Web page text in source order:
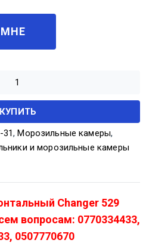
КУПИТЬ
31,Морозильные камеры,
и морозильные камеры
Changer 529
вопросам: 0770334433,
0507770670